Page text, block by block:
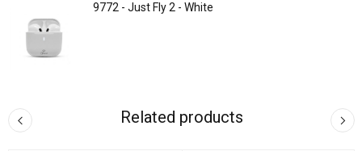
9772 - Just Fly 2 - White
Related products